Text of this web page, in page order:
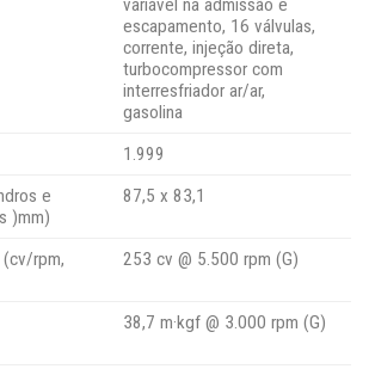
variável na admissão e
escapamento, 16 válvulas,
corrente, injeção direta,
turbocompressor com
interresfriador ar/ar,
gasolina
1.999
e
)mm)
87,5 x 83,1
(cv/rpm,
253 cv @ 5.500 rpm (G)
38,7 m·kgf @ 3.000 rpm (G)